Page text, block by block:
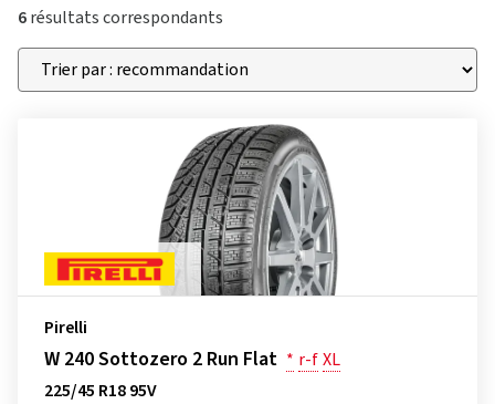
6résultats correspondants
Pirelli
W 240 Sottozero 2 Run Flat * r-fXL
225/45 R18 95V